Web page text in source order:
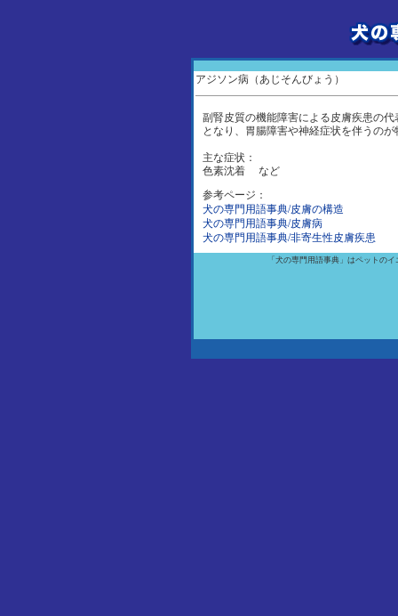
アジソン病（あじそんびょう）
副腎皮質の機能障害による皮膚疾患の
となり、胃腸障害や神経症状を伴うのが
主な症状：
色素沈着 など
参考ページ：
犬の専門用語事典/皮膚の構造
犬の専門用語事典/皮膚病
犬の専門用語事典/非寄生性皮膚疾患
「犬の専門用語事典」はペットの